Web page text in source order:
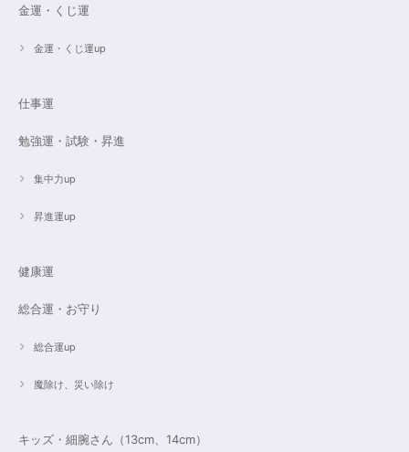
昨日無事届きました！ 江戸川乱歩と明智小五郎にまさにイメージピッタリ
の、なんとも不思議な雰囲気のするブレスです。 サイズ直しで入れていた
ないのでうまく表現できません。 ただ、想像通りおしゃれで素敵でした！
金運・くじ運
金運・くじ運up
仕事運
勉強運・試験・昇進
集中力up
昇進運up
健康運
総合運・お守り
総合運up
魔除け、災い除け
キッズ・細腕さん（13cm、14cm）